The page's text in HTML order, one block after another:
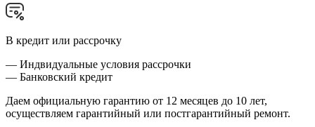
В кредит или рассрочку
— Индвидуальные условия рассрочки
— Банковский кредит
Даем официальную гарантию от 12 месяцев до 10 лет,
осуществляем гарантийный или постгарантийный ремонт.